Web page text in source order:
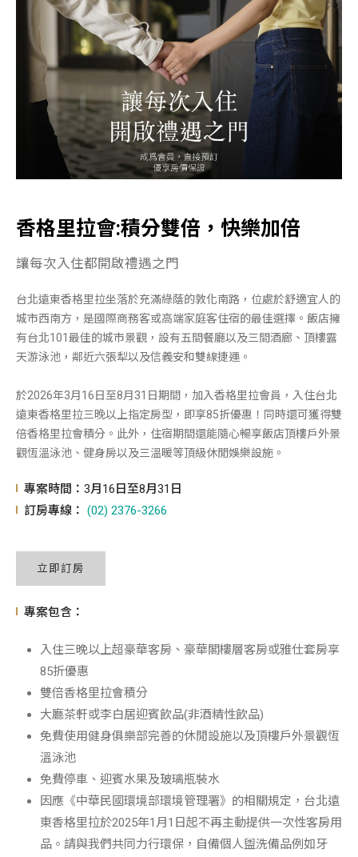
香格里拉會:積分雙倍，快樂加倍
讓每次入住都開啟禮遇之門
台北遠東香格里拉坐落於充滿綠蔭的敦化南路，位處於舒適宜人的
城市西南方，是國際商務客或高端家庭客住宿的最佳選擇。飯店擁
有台北101最佳的城市景觀，設有五間餐廳以及三間酒廊、頂樓露
天游泳池，鄰近六張犁以及信義安和雙線捷運。
於2026年3月16日至8月31日期間，加入香格里拉會員，入住台北
遠東香格里拉三晚以上指定房型，即享85折優惠！同時還可獲得雙
倍香格里拉會積分。此外，住宿期間還能隨心暢享飯店頂樓戶外景
觀恆溫泳池、健身房以及三溫暖等頂級休閒娛樂設施。
專案時間：3月16日至8月31日
訂房專線： (02) 2376-3266
立即訂房
專案包含：
入住三晚以上超豪華客房、豪華閣樓層客房或雅仕套房享
85折優惠
雙倍香格里拉會積分
大廳茶軒或李白居迎賓飲品(非酒精性飲品)
免費使用健身俱樂部完善的休閒設施以及頂樓戶外景觀恆
溫泳池
免費停車、迎賓水果及玻璃瓶裝水
因應《中華民國環境部環境管理署》的相關規定，台北遠
東香格里拉於2025年1月1日起不再主動提供一次性客房用
品。請與我們共同力行環保，自備個人盥洗備品例如牙